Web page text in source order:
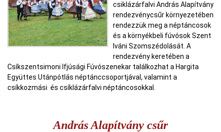
csiklázárfalvi András Alapítvány
rendezvénycsűr környezetében
rendezzük meg a néptáncosok
és a környékbeli fúvósok Szent
Iváni Szomszédolását. A
rendezvény keretében a
Csíkszentsimoni Ifjúsági Fúvószenekar találkozhat a Hargita
Együttes Utánpótlás néptánccsoportjával, valamint a
csíkkozmási és csíklázárfalvi néptáncosokkal.
András Alapítvány csűr